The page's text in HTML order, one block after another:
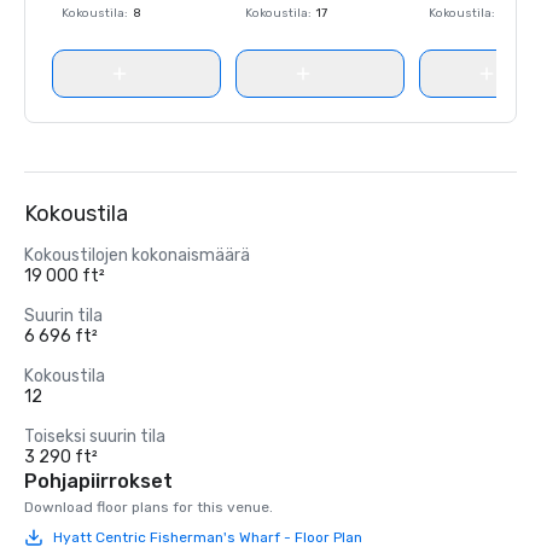
Kokoustila: 8
Kokoustila: 17
Kokoustila:
Kokoustila
Kokoustilojen kokonaismäärä
19 000 ft²
Suurin tila
6 696 ft²
Kokoustila
12
Toiseksi suurin tila
3 290 ft²
Pohjapiirrokset
Download floor plans for this venue.
Hyatt Centric Fisherman's Wharf - Floor Plan